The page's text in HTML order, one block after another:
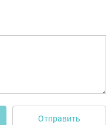
Отправить